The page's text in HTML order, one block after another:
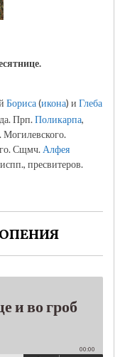
Бориса(икона) и Глеба
Прп.Поликарпа,
Могилевского.
Сщмч.Алфея
испп., пресвитеров.
и во гроб
00:00